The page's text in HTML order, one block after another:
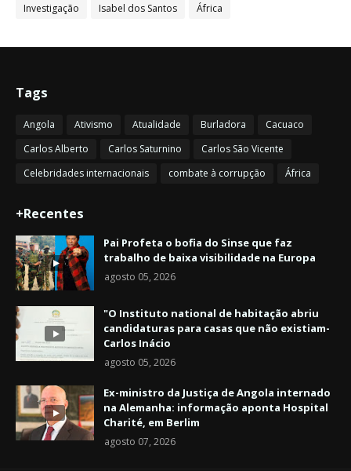
Investigação
Isabel dos Santos África
Tags
Angola Ativismo Atualidade Burladora
Cacuaco
Carlos Alberto
Carlos Saturnino
Carlos São Vicente
Celebridades internacionais
combate à corrupção África
+Recentes
Pai Profeta o bofia do Sinse que faz
trabalho de baixa visibilidade na Europa
agosto 05, 2026
"O Instituto national de habitação abriu
candidaturas para casas que não existiam-
Carlos Inácio
agosto 05, 2026
Ex-ministro da Justiça de Angola internado
na Alemanha: informação aponta Hospital
Charité, em Berlim
agosto 07, 2026